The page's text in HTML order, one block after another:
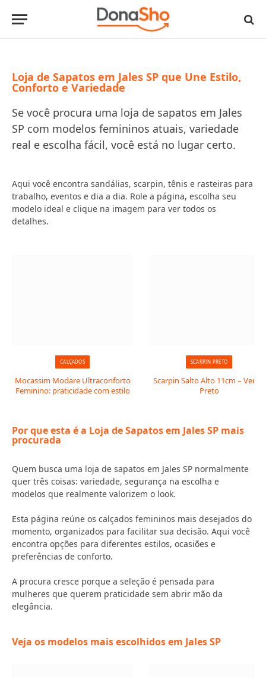
Loja de Sapatos em Jales SP que Une Estilo,
Conforto e Variedade
Se você procura uma loja de sapatos em Jales
SP com modelos femininos atuais, variedade
real e escolha fácil, você está no lugar certo.
Aqui você encontra sandálias, scarpin, tênis e rasteiras para
trabalho, eventos e dia a dia. Role a página, escolha seu
modelo ideal e clique na imagem para ver todos os
detalhes.
CALÇADOS
Mocassim Modare Ultraconforto
Feminino: praticidade com estilo
SCARPIN PRETO
Scarpin Salto Alto 11cm – Verniz
Preto
Por que esta é a Loja de Sapatos em Jales SP mais
procurada
Quem busca uma loja de sapatos em Jales SP normalmente
quer três coisas: variedade, segurança na escolha e
modelos que realmente valorizem o look.
Esta página reúne os calçados femininos mais desejados do
momento, organizados para facilitar sua decisão. Aqui você
encontra opções para diferentes estilos, ocasiões e
preferências de conforto.
A procura cresce porque a seleção é pensada para
mulheres que querem praticidade sem abrir mão da
elegância.
Veja os modelos mais escolhidos em Jales SP